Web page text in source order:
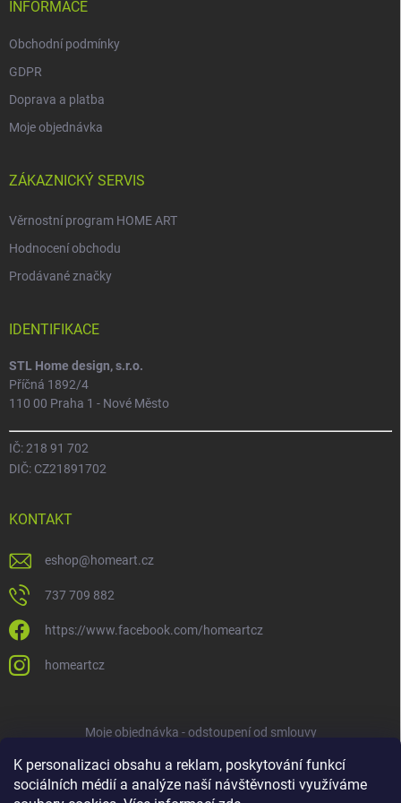
K personalizaci obsahu a reklam, poskytování funkcí
sociálních médií a analýze naší návštěvnosti využíváme
INFORMACE
Obchodní podmínky
GDPR
Doprava a platba
Moje objednávka
ZÁKAZNICKÝ SERVIS
Věrnostní program HOME ART
Hodnocení obchodu
Prodávané značky
IDENTIFIKACE
STL Home design, s.r.o.
Příčná 1892/4
110 00 Praha 1 - Nové Město
IČ: 218 91 702
DIČ: CZ21891702
KONTAKT
eshop@homeart.cz
737 709 882
https://www.facebook.com/homeartcz
homeartcz
Moje objednávka - odstoupení od smlouvy